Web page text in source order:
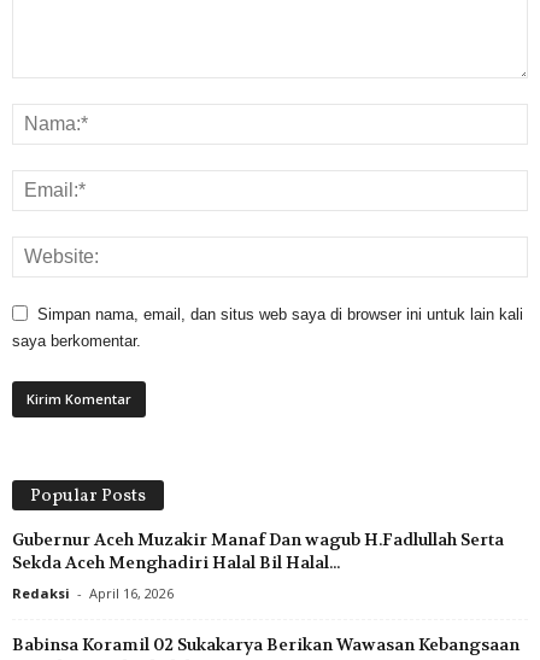
Simpan nama, email, dan situs web saya di browser ini untuk lain kali
saya berkomentar.
Popular Posts
Gubernur Aceh Muzakir Manaf Dan wagub H.Fadlullah Serta
Sekda Aceh Menghadiri Halal Bil Halal...
Redaksi - April 16, 2026
Babinsa Koramil 02 Sukakarya Berikan Wawasan Kebangsaan